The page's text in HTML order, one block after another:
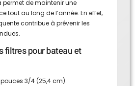
de maintenir une
tout au long de l’année. En effet,
contribue à prévenir les
filtres pour bateau et
3/4 (25,4 cm).